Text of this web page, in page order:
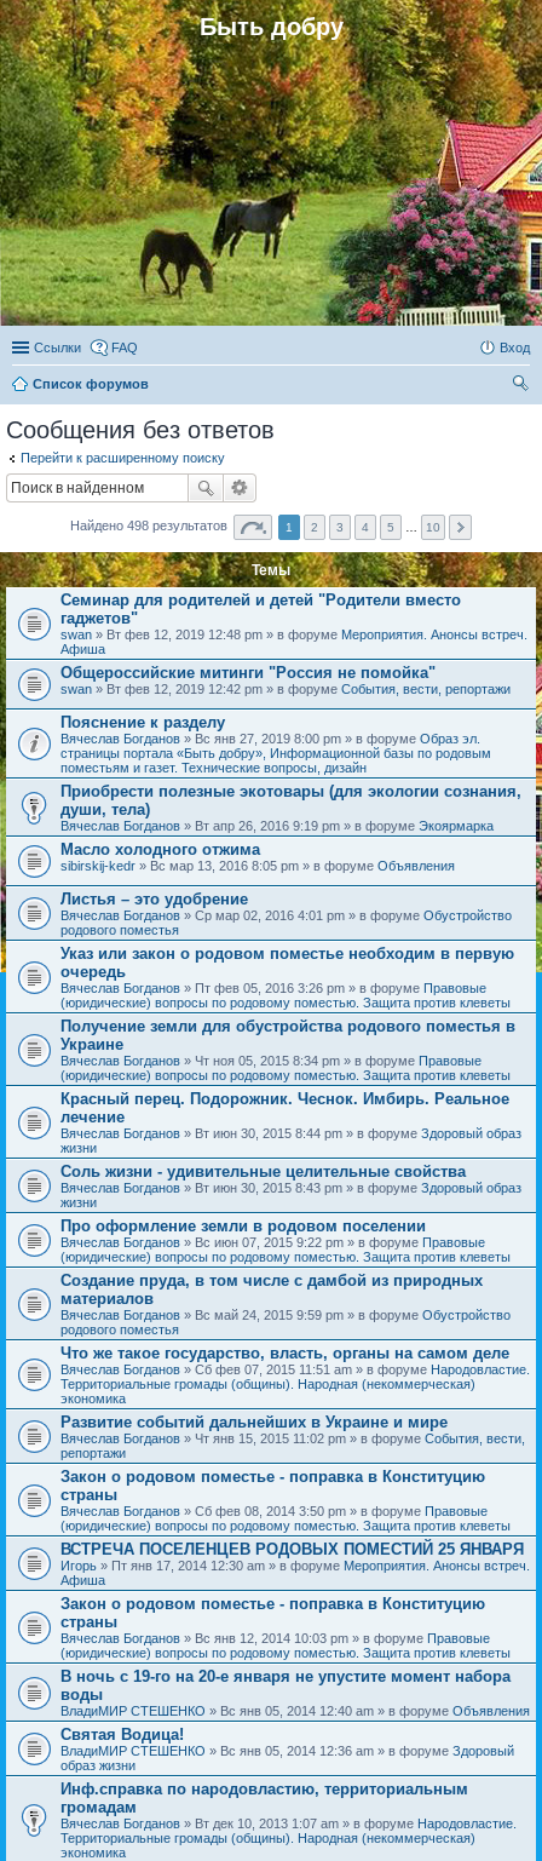
Быть добру
Ссылки FAQ Вход
Список форумов
Сообщения без ответов
Перейти к расширенному поиску
Найдено 498 результатов 1 2 3 4 5 10
Темы
Семинар для родителей и детей "Родители вместо
гаджетов"
swan » Вт фев 12, 2019 12:48 pm » в форуме Мероприятия. Анонсы встреч.
Афиша
Общероссийские митинги "Россия не помойка"
swan » Вт фев 12, 2019 12:42 pm » в форуме События, вести, репортажи
Пояснение к разделу
Вячеслав Богданов » Вс янв 27, 2019 8:00 pm » в форуме Образ эл.
страницы портала «Быть добру», Информационной базы по родовым
поместьям и газет. Технические вопросы, дизайн
Приобрести полезные экотовары (для экологии сознания,
души, тела)
Вячеслав Богданов » Вт апр 26, 2016 9:19 pm » в форуме Экоярмарка
Масло холодного отжима
sibirskij-kedr » Вс мар 13, 2016 8:05 pm » в форуме Объявления
Листья – это удобрение
Вячеслав Богданов » Ср мар 02, 2016 4:01 pm » в форуме Обустройство
родового поместья
Указ или закон о родовом поместье необходим в первую
очередь
Вячеслав Богданов » Пт фев 05, 2016 3:26 pm » в форуме Правовые
(юридические) вопросы по родовому поместью. Защита против клеветы
Получение земли для обустройства родового поместья в
Украине
Вячеслав Богданов » Чт ноя 05, 2015 8:34 pm » в форуме Правовые
(юридические) вопросы по родовому поместью. Защита против клеветы
Красный перец. Подорожник. Чеснок. Имбирь. Реальное
лечение
Вячеслав Богданов » Вт июн 30, 2015 8:44 pm » в форуме Здоровый образ
жизни
Соль жизни - удивительные целительные свойства
Вячеслав Богданов » Вт июн 30, 2015 8:43 pm » в форуме Здоровый образ
жизни
Про оформление земли в родовом поселении
Вячеслав Богданов » Вс июн 07, 2015 9:22 pm » в форуме Правовые
(юридические) вопросы по родовому поместью. Защита против клеветы
Создание пруда, в том числе с дамбой из природных
материалов
Вячеслав Богданов » Вс май 24, 2015 9:59 pm » в форуме Обустройство
родового поместья
Что же такое государство, власть, органы на самом деле
Вячеслав Богданов » Сб фев 07, 2015 11:51 am » в форуме Народовластие.
Территориальные громады (общины). Народная (некоммерческая)
экономика
Развитие событий дальнейших в Украине и мире
Вячеслав Богданов » Чт янв 15, 2015 11:02 pm » в форуме События, вести,
репортажи
Закон о родовом поместье - поправка в Конституцию
страны
Вячеслав Богданов » Сб фев 08, 2014 3:50 pm » в форуме Правовые
(юридические) вопросы по родовому поместью. Защита против клеветы
ВСТРЕЧА ПОСЕЛЕНЦЕВ РОДОВЫХ ПОМЕСТИЙ 25 ЯНВАРЯ
Игорь » Пт янв 17, 2014 12:30 am » в форуме Мероприятия. Анонсы встреч.
Афиша
Закон о родовом поместье - поправка в Конституцию
страны
Вячеслав Богданов » Вс янв 12, 2014 10:03 pm » в форуме Правовые
(юридические) вопросы по родовому поместью. Защита против клеветы
В ночь с 19-го на 20-е января не упустите момент набора
воды
ВладиМИР СТЕШЕНКО » Вс янв 05, 2014 12:40 am » в форуме Объявления
Святая Водица!
ВладиМИР СТЕШЕНКО » Вс янв 05, 2014 12:36 am » в форуме Здоровый
образ жизни
Инф.справка по народовластию, территориальным
громадам
Вячеслав Богданов » Вт дек 10, 2013 1:07 am » в форуме Народовластие.
Территориальные громады (общины). Народная (некоммерческая)
экономика